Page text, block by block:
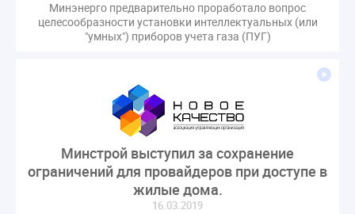
Минэнерго предварительно проработало вопрос
целесообразности установки интеллектуальных (или
"умных") приборов учета газа (ПУГ)
Минстрой выступил за сохранение
ограничений для провайдеров при доступе в
жилые дома.
16.03.2019